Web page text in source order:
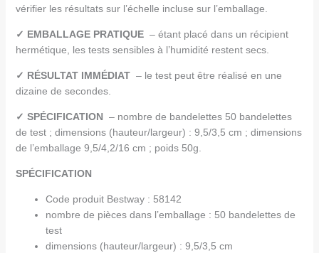
vérifier les résultats sur l’échelle incluse sur l’emballage.
✓ EMBALLAGE PRATIQUE – étant placé dans un récipient
hermétique, les tests sensibles à l’humidité restent secs.
✓ RÉSULTAT IMMÉDIAT – le test peut être réalisé en une
dizaine de secondes.
✓ SPÉCIFICATION – nombre de bandelettes 50 bandelettes
de test ; dimensions (hauteur/largeur) : 9,5/3,5 cm ; dimensions
de l’emballage 9,5/4,2/16 cm ; poids 50g.
SPÉCIFICATION
Code produit Bestway : 58142
nombre de pièces dans l’emballage : 50 bandelettes de
test
dimensions (hauteur/largeur) : 9,5/3,5 cm